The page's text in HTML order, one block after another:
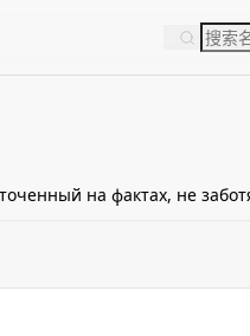
на фактах, не